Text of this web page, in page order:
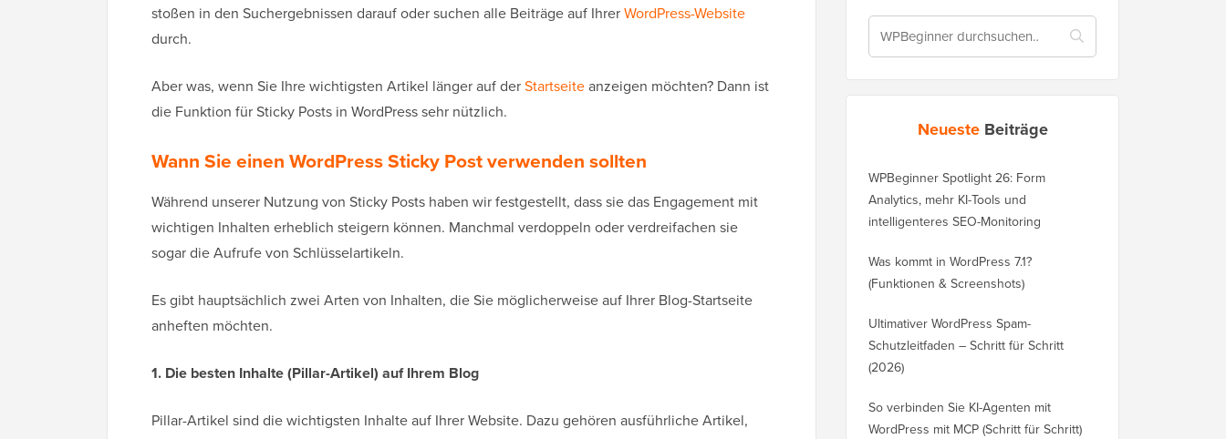
stoßen in den Suchergebnissen darauf oder suchen alle Beiträge auf IhrerWordPress-Website
durch.
Aber was, wenn Sie Ihre wichtigsten Artikel länger auf derStartseiteanzeigen möchten? Dann ist
die Funktion für Sticky Posts in WordPress sehr nützlich.
Wann Sie einen WordPress Sticky Post verwenden sollten
Während unserer Nutzung von Sticky Posts haben wir festgestellt, dass sie das Engagement mit
wichtigen Inhalten erheblich steigern können. Manchmal verdoppeln oder verdreifachen sie
sogar die Aufrufe von Schlüsselartikeln.
Es gibt hauptsächlich zwei Arten von Inhalten, die Sie möglicherweise auf Ihrer Blog-Startseite
anheften möchten.
1. Die besten Inhalte (Pillar-Artikel) auf Ihrem Blog
Pillar-Artikel sind die wichtigsten Inhalte auf Ihrer Website. Dazu gehören ausführliche Artikel,
Neueste Beiträge
WPBeginner Spotlight 26: Form
Analytics, mehr KI-Tools und
intelligenteres SEO-Monitoring
Was kommt in WordPress 7.1?
(Funktionen & Screenshots)
Ultimativer WordPress Spam-
Schutzleitfaden – Schritt für Schritt
(2026)
So verbinden Sie KI-Agenten mit
WordPress mit MCP (Schritt für Schritt)